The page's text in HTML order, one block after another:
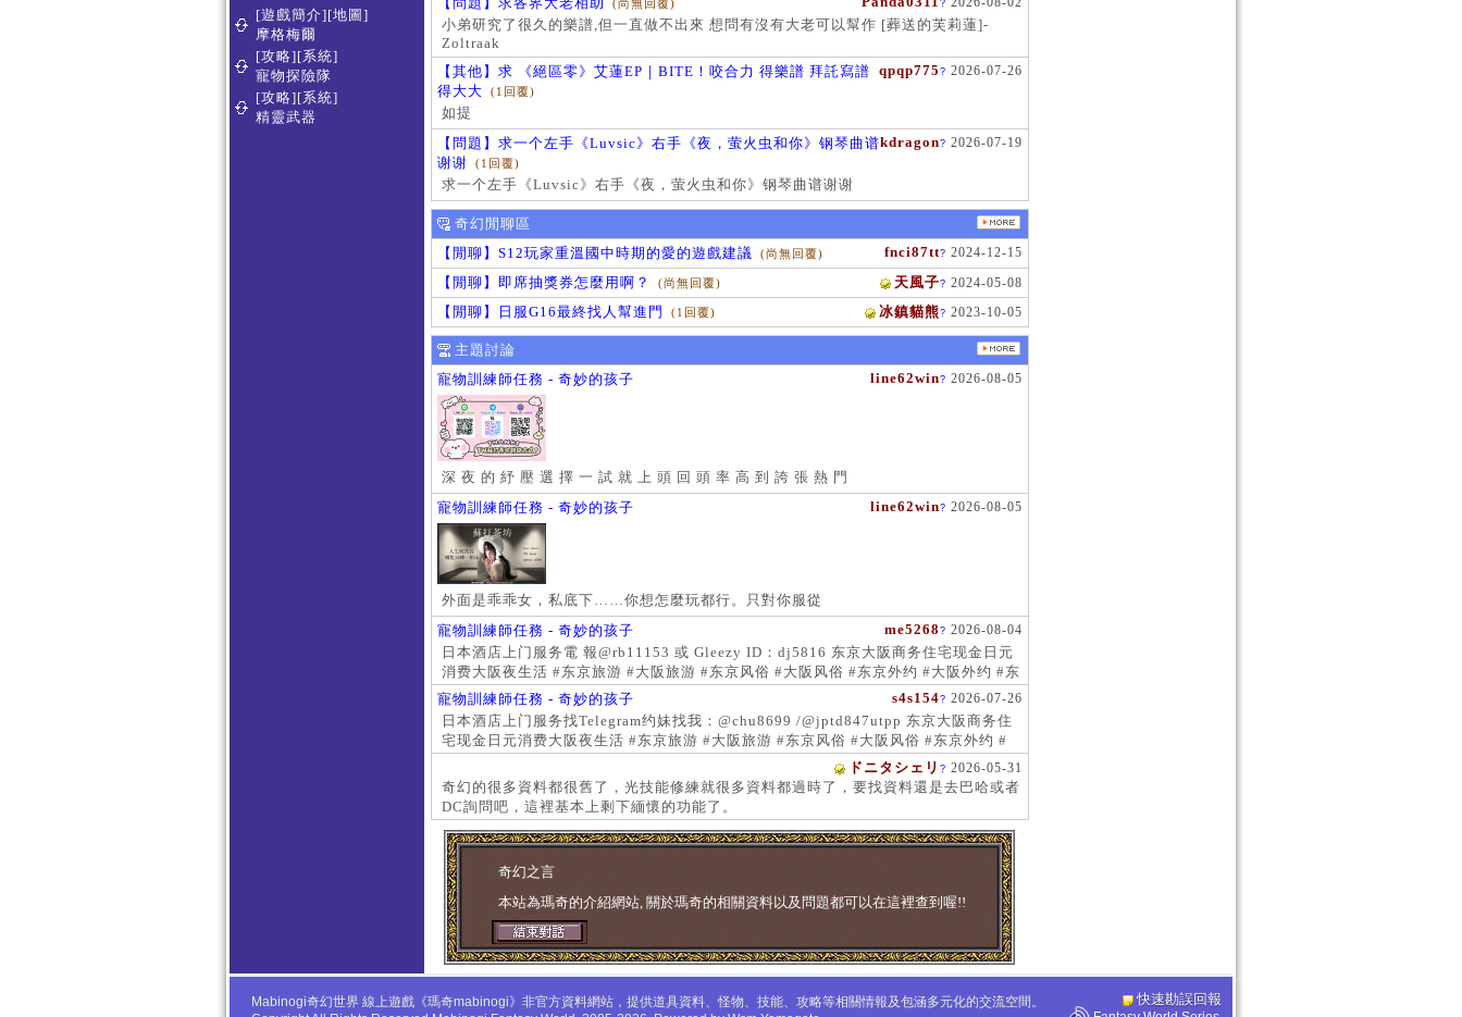
[遊戲簡介][地圖]
摩格梅爾
[攻略][系統]
寵物探險隊
[攻略][系統]
精靈武器
?
(尚無回覆)
小弟研究了很久的樂譜,但一直做不出來 想問有沒有大老可以幫作 [葬送的芙莉蓮]-
Zoltraak
qpqp775 ? 2026-07-26
【其他】求 《絕區零》艾蓮EP｜BITE！咬合力 得樂譜 拜託寫譜
得大大
(1回覆)
如提
kdragon? 2026-07-19
【問題】求一个左手《Luvsic》右手《夜，萤火虫和你》钢琴曲谱
谢谢
(1回覆)
求一个左手《Luvsic》右手《夜，萤火虫和你》钢琴曲谱谢谢
奇幻閒聊區
fnci87tt? 2024-12-15
【閒聊】S12玩家重溫國中時期的愛的遊戲建議 (尚無回覆)
天風子? 2024-05-08
【閒聊】即席抽獎券怎麼用啊？ (尚無回覆)
冰鎮貓熊? 2023-10-05
【閒聊】日服G16最終找人幫進門 (1回覆)
主題討論
line62win? 2026-08-05
寵物訓練師任務 - 奇妙的孩子
深 夜 的 紓 壓 選 擇 一 試 就 上 頭 回 頭 率 高 到 誇 張 熱 門
line62win? 2026-08-05
寵物訓練師任務 - 奇妙的孩子
外面是乖乖女，私底下……你想怎麼玩都行。只對你服從
me5268 ? 2026-08-04
寵物訓練師任務 - 奇妙的孩子
日本酒店上门服务電 報@rb11153 或 Gleezy ID：dj5816 东京大阪商务住宅现金日元
消费大阪夜生活 #东京旅游 #大阪旅游 #东京风俗 #大阪风俗 #东京外约 #大阪外约 #东
京上门服务 #大阪上门服务新宿风俗 #梅田风俗 #歌舞伎町 #日本女孩 #大阪女孩 #日
本萝莉 #大阪萝莉 #日本学生妹
s4s154? 2026-07-26
寵物訓練師任務 - 奇妙的孩子
日本酒店上门服务找Telegram约妹找我：@chu8699 /@jptd847utpp 东京大阪商务住
宅现金日元消费大阪夜生活 #东京旅游 #大阪旅游 #东京风俗 #大阪风俗 #东京外约 #
大阪外约 #东京上门服务 #大阪上门服务新宿风俗 #梅田风俗 #歌舞伎町 #心斋桥风俗
#日本女孩 #大阪女孩 #日本萝莉 #大阪萝莉 #日本学生妹
ドニタシェリ ? 2026-05-31
奇幻的很多資料都很舊了，光技能修練就很多資料都過時了，要找資料還是去巴哈或者
DC詢問吧，這裡基本上剩下緬懷的功能了。
奇幻之言
本站為瑪奇的介紹網站, 關於瑪奇的相關資料以及問題都可以在這裡查到喔!!
Mabinogi奇幻世界 線上遊戲《瑪奇mabinogi》非官方資料網站，提供道具資料、怪物、技能、攻略等相關情報及包涵多元化的交流空間。
快速勘誤回報